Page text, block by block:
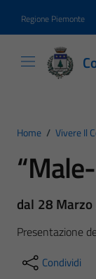
Regione Piemonte
Home / Vivere Il
dal 28
Presentazione
Condividi